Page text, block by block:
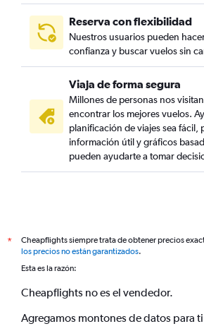
Reserva con flexibilidad
Nuestros usuarios pueden
confianza y buscar vuelos sin
Viaja de forma segura
Millones de personas nos
encontrar los mejores vuelos.
planificación de viajes sea
información útil y gráficos
pueden ayudarte a tomar
*
Cheapflights siempre trata de obtener precios
los precios no están garantizados.
Esta es la razón:
Cheapflights no es el vendedor.
Agregamos montones de datos para ti